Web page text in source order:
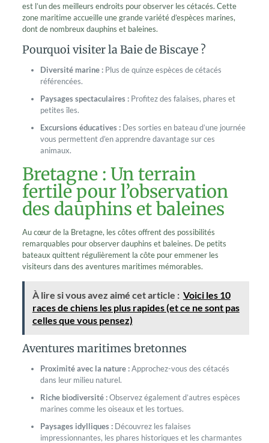
est l’un des meilleurs endroits pour observer les cétacés. Cette
zone maritime accueille une grande variété d’espèces marines,
dont de nombreux dauphins et baleines.
Pourquoi visiter la Baie de Biscaye ?
Diversité marine :Plus de quinze espèces de cétacés
référencées.
Paysages spectaculaires :Profitez des falaises, phares et
petites îles.
Excursions éducatives :Des sorties en bateau d’une journée
vous permettent d’en apprendre davantage sur ces
animaux.
Bretagne : Un terrain
fertile pour l’observation
des dauphins et baleines
Au cœur de la Bretagne, les côtes offrent des possibilités
remarquables pour observer dauphins et baleines. De petits
bateaux quittent régulièrement la côte pour emmener les
visiteurs dans des aventures maritimes mémorables.
À lire si vous avez aimé cet article : Voici les 10
races de chiens les plus rapides (et ce ne sont pas
celles que vous pensez)
Aventures maritimes bretonnes
Proximité avec la nature :Approchez-vous des cétacés
dans leur milieu naturel.
Riche biodiversité :Observez également d’autres espèces
marines comme les oiseaux et les tortues.
Paysages idylliques :Découvrez les falaises
impressionnantes, les phares historiques et les charmantes